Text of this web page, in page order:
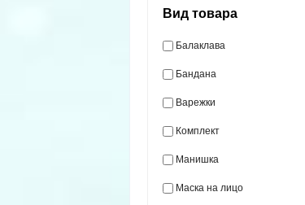
Вид товара
Балаклава
Бандана
Варежки
Комплект
Манишка
Маска на лицо